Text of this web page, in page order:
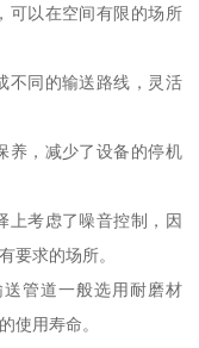
可以在空间有限的场所
不同的输送路线，灵活
养，减少了设备的停机
考虑了噪音控制，因
要求的场所。
管道一般选用耐磨材
使用寿命。